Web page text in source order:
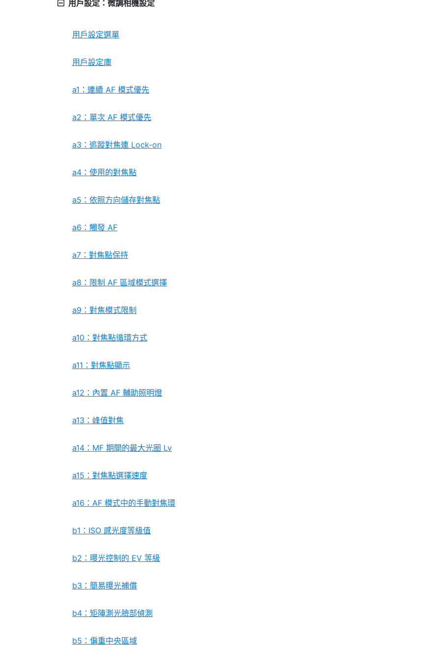
用戶設定：微調相機設定
用戶設定選單
用戶設定庫
a1：連續 AF 模式優先
a2：單次 AF 模式優先
a3：追蹤對焦連 Lock-on
a4：使用的對焦點
a5：依照方向儲存對焦點
a6：觸發 AF
a7：對焦點保持
a8：限制 AF 區域模式選擇
a9：對焦模式限制
a10：對焦點循環方式
a11：對焦點顯示
a12：內置 AF 輔助照明燈
a13：峰值對焦
a14：MF 期間的最大光圈 Lv
a15：對焦點選擇速度
a16：AF 模式中的手動對焦環
b1：ISO 感光度等級值
b2：曝光控制的 EV 等級
b3：簡易曝光補償
b4：矩陣測光臉部偵測
b5：偏重中央區域